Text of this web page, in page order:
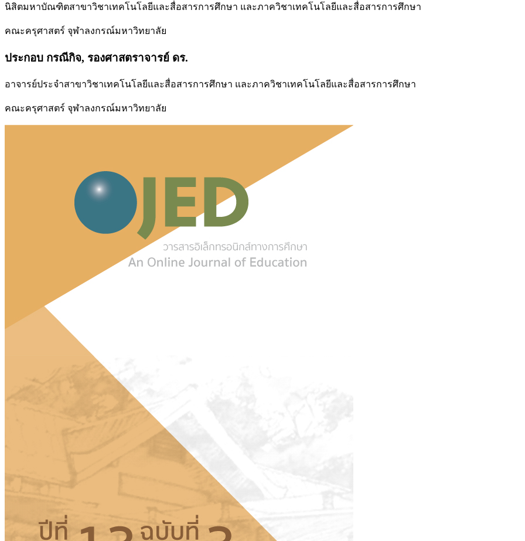
นิสิตมหาบัณฑิตสาขาวิชาเทคโนโลยีและสื่อสารการศึกษา และภาควิชาเทคโนโลยีและสื่อสารการศึกษา
คณะครุศาสตร์ จุฬาลงกรณ์มหาวิทยาลัย
ประกอบ กรณีกิจ, รองศาสตราจารย์ ดร.
อาจารย์ประจำสาขาวิชาเทคโนโลยีและสื่อสารการศึกษา และภาควิชาเทคโนโลยีและสื่อสารการศึกษา
คณะครุศาสตร์ จุฬาลงกรณ์มหาวิทยาลัย